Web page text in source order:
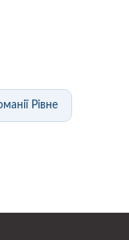
Рівне